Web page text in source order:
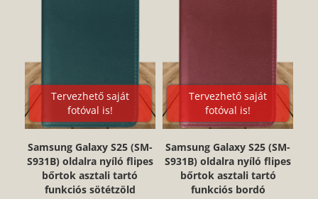
Tervezhető saját
fotóval is!
Samsung Galaxy S25 (SM-
S931B) oldalra nyíló flipes
bőrtok asztali tartó
funkciós sötétzöld
Tervezhető saját
fotóval is!
Samsung Galaxy S25 (SM-
S931B) oldalra nyíló flipes
bőrtok asztali tartó
funkciós bordó